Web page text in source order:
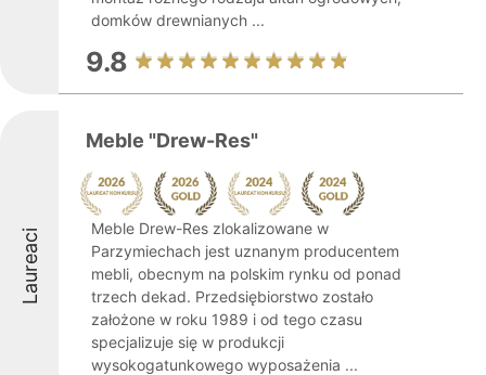
domków drewnianych ...
9.8
Laureaci
Meble "Drew-Res"
Meble Drew-Res zlokalizowane w
Parzymiechach jest uznanym producentem
mebli, obecnym na polskim rynku od ponad
trzech dekad. Przedsiębiorstwo zostało
założone w roku 1989 i od tego czasu
specjalizuje się w produkcji
wysokogatunkowego wyposażenia ...